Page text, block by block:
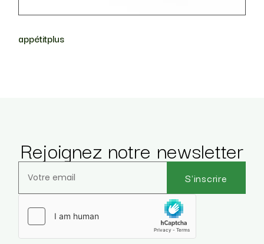
appétitplus
Rejoignez notre newsletter
S'inscrire